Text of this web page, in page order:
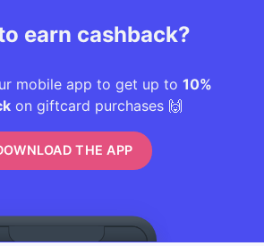
earn cashback?
mobile app to get up to 10%
on giftcard purchases 🙌
THE APP